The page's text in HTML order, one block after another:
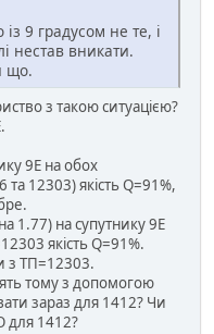
9 градусом не те, і
нестав вникати.
що.
з такою ситуацією?
9E на обох
12303) якість Q=91%,
1.77) на супутнику 9E
якість Q=91%.
з ТП=12303.
тому з допомогою
зараз для 1412? Чи
для 1412?